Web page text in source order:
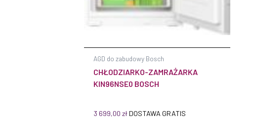
AGD do zabudowy Bosch
CHŁODZIARKO-ZAMRAŻARKA
KIN96NSE0 BOSCH
3 699,00złDOSTAWA GRATIS